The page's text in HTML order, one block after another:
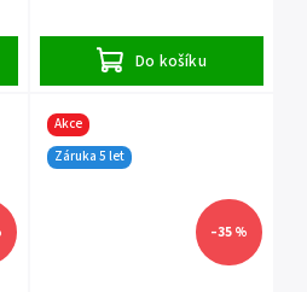
Do košíku
Akce
Záruka 5 let
–35 %